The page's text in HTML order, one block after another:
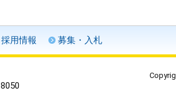
採用情報 募集・入札